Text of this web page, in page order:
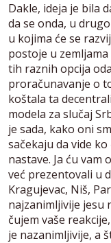
Dakle, ideja je bila
da se onda, u
u kojima će se
postoje u
tih raznih opcija
proračunavanje o
koštala ta
modela za slučaj
je sada, kako oni
sačekaju da vide
nastave. Ja ću
već prezentovali u
Kragujevac, Niš,
najzanimljivije jesu
čujem vaše
je nazanimljivije, a